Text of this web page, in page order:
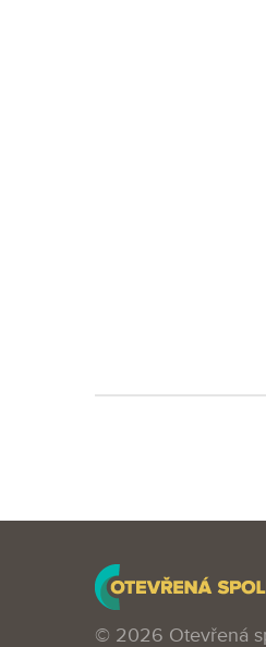
© 2026 Otevřená